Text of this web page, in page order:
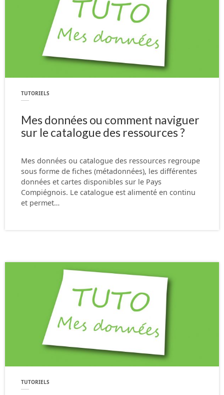
TUTORIELS
Mes données ou comment naviguer
sur le catalogue des ressources ?
Mes données ou catalogue des ressources regroupe
sous forme de fiches (métadonnées), les différentes
données et cartes disponibles sur le Pays
Compiégnois. Le catalogue est alimenté en continu
et permet…
TUTORIELS